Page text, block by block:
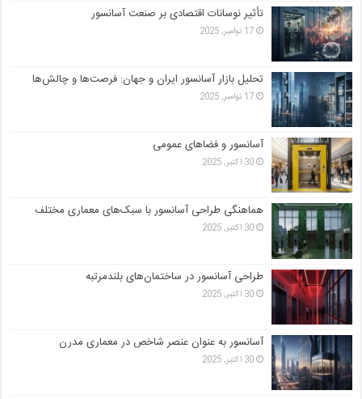
تأثیر نوسانات اقتصادی بر صنعت آسانسور
17 نوامبر, 2025
تحلیل بازار آسانسور ایران و جهان: فرصت‌ها و چالش‌ها
17 نوامبر, 2025
آسانسور و فضاهای عمومی
30 اکتبر, 2025
هماهنگی طراحی آسانسور با سبک‌های معماری مختلف
30 اکتبر, 2025
طراحی آسانسور در ساختمان‌های بلندمرتبه
30 اکتبر, 2025
آسانسور به عنوان عنصر شاخص در معماری مدرن
30 اکتبر, 2025